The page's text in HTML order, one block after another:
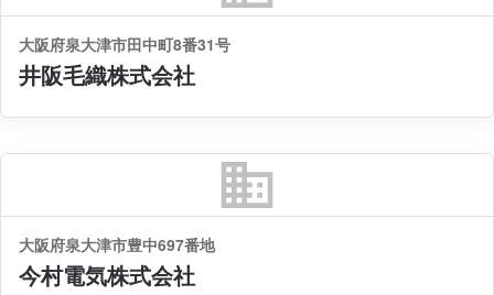
大阪府泉大津市田中町8番31号
井阪毛織株式会社
business
大阪府泉大津市豊中697番地
今村電気株式会社